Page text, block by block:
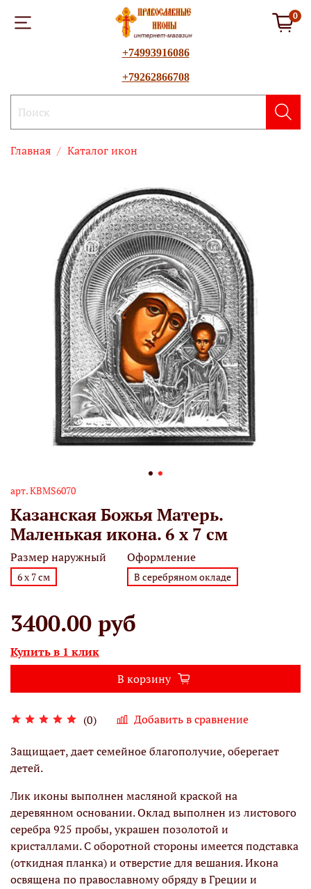
0
+74993916086
+79262866708
Главная Каталог икон
арт.KBMS6070
Казанская Божья Матерь.
Маленькая икона. 6 х 7 см
(0) Добавить в сравнение
Размер наружный
6 х 7 см
Оформление
В серебряном окладе
3400.00 руб
Купить в 1 клик
В корзину
Защищает, дает семейное благополучие, оберегает
детей.
Лик иконы выполнен масляной краской на
деревянном основании. Оклад выполнен из листового
серебра 925 пробы, украшен позолотой и
кристаллами. С оборотной стороны имеется подставка
(откидная планка) и отверстие для вешания. Икона
освящена по православному обряду в Греции и